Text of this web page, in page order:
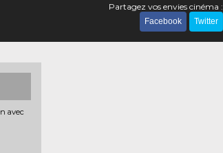
Partagez vos envies cinéma :
Facebook Twitter
avec